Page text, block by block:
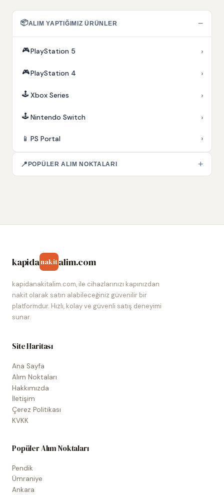
📦ALIM YAPTIĞIMIZ ÜRÜNLER −
🎮PlayStation 5 ›
🎮PlayStation 4 ›
🕹️ Xbox Series ›
🕹️ Nintendo Switch ›
📱 PS Portal ›
📍 POPÜLER ALIM NOKTALARI +
kapidanakitalim.com
kapidanakitalim.com, ile cihazlarınızı kapınızdan
nakit olarak satın alabileceğiniz güvenilir bir
platformdur. Hızlı, kolay ve güvenli satış deneyimi
sunar.
Site Haritası
Ana Sayfa
Alım Noktaları
Hakkımızda
İletişim
Çerez Politikası
KVKK
Popüler Alım Noktaları
Pendik
Ümraniye
Ankara